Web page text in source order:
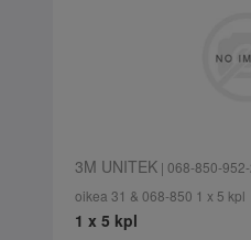
3M UNITEK| 068-850-
oikea 31 & 068-850 1 x 5 kpl
1 x 5 kpl